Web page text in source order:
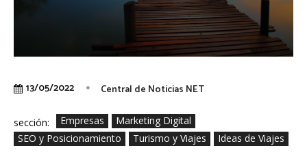
13/05/2022 Central de Noticias NET
sección: Empresas
Marketing Digital
SEO y Posicionamiento
Turismo y Viajes Ideas de Viajes